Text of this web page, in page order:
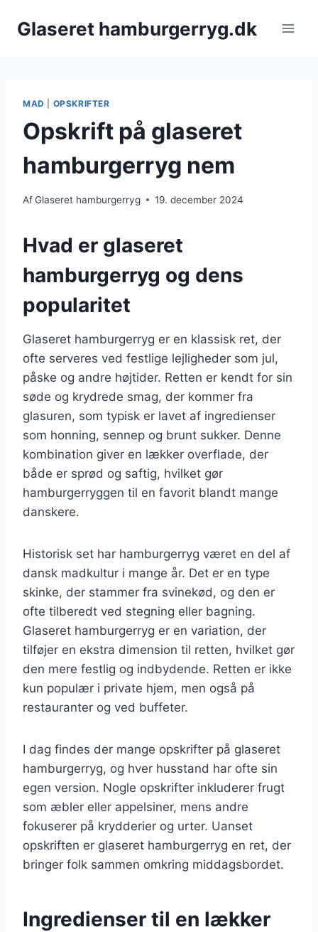
Glaseret hamburgerryg.dk
MAD OPSKRIFTER
Opskrift på glaseret
hamburgerryg nem
AfGlaseret hamburgerryg 19. december 2024
Hvad er glaseret
hamburgerryg og dens
popularitet
Glaseret hamburgerryg er en klassisk ret, der
ofte serveres ved festlige lejligheder som jul,
påske og andre højtider. Retten er kendt for sin
søde og krydrede smag, der kommer fra
glasuren, som typisk er lavet af ingredienser
som honning, sennep og brunt sukker. Denne
kombination giver en lækker overflade, der
både er sprød og saftig, hvilket gør
hamburgerryggen til en favorit blandt mange
danskere.
Historisk set har hamburgerryg været en del af
dansk madkultur i mange år. Det er en type
skinke, der stammer fra svinekød, og den er
ofte tilberedt ved stegning eller bagning.
Glaseret hamburgerryg er en variation, der
tilføjer en ekstra dimension til retten, hvilket gør
den mere festlig og indbydende. Retten er ikke
kun populær i private hjem, men også på
restauranter og ved buffeter.
I dag findes der mange opskrifter på glaseret
hamburgerryg, og hver husstand har ofte sin
egen version. Nogle opskrifter inkluderer frugt
som æbler eller appelsiner, mens andre
fokuserer på krydderier og urter. Uanset
opskriften er glaseret hamburgerryg en ret, der
bringer folk sammen omkring middagsbordet.
Ingredienser til en lækker